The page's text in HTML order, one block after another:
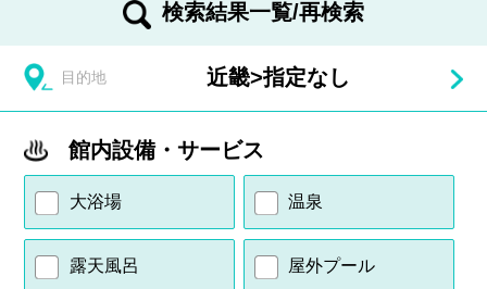
検索結果一覧/再検索
目的地 近畿>指定なし
館内設備・サービス
大浴場 温泉
露天風呂 屋外プール